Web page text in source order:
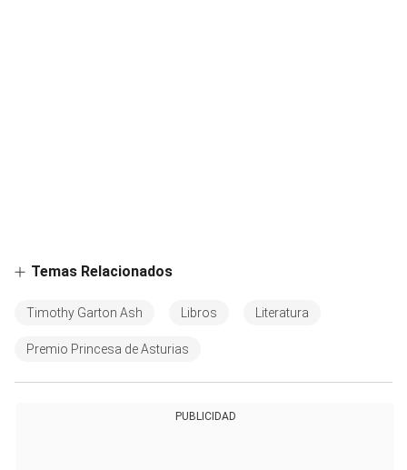
Temas Relacionados
Timothy Garton Ash Libros Literatura
Premio Princesa de Asturias
PUBLICIDAD